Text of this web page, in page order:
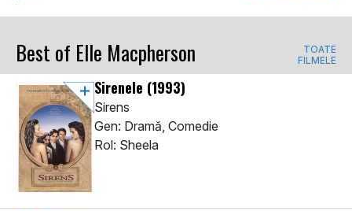
Best of Elle Macpherson
TOATE
FILMELE
Sirenele (1993)
Sirens
Gen: Dramă, Comedie
Rol: Sheela